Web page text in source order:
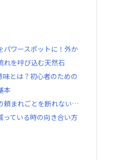
パワースポットに！外か
れを呼び込む天然石
とは？初心者のための
本
頼まれごとを断れない…
っている時の向き合い方